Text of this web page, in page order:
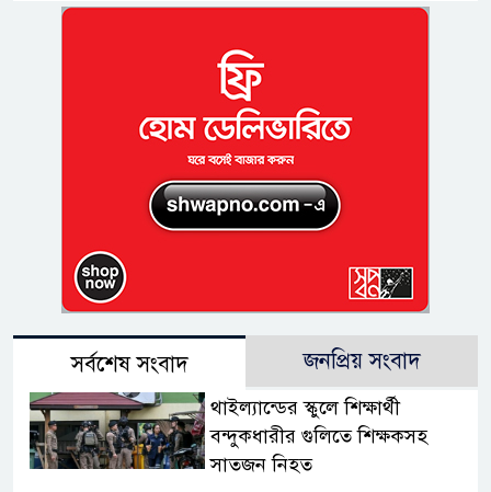
সর্বশেষ সংবাদ জনপ্রিয় সংবাদ
থাইল্যান্ডের স্কুলে শিক্ষার্থী
বন্দুকধারীর গুলিতে শিক্ষকসহ
সাতজন নিহত